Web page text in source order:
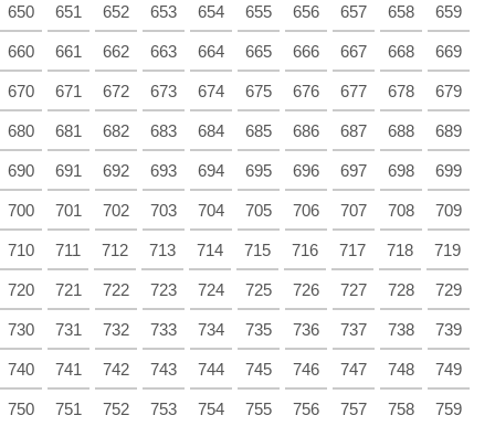
650 651 652 653 654 655 656 657 658 659
660 661 662 663 664 665 666 667 668 669
670 671 672 673 674 675 676 677 678 679
680 681 682 683 684 685 686 687 688 689
690 691 692 693 694 695 696 697 698 699
700 701 702 703 704 705 706 707 708 709
710 711 712 713 714 715 716 717 718 719
720 721 722 723 724 725 726 727 728 729
730 731 732 733 734 735 736 737 738 739
740 741 742 743 744 745 746 747 748 749
750 751 752 753 754 755 756 757 758 759